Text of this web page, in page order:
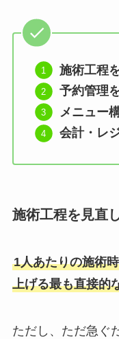
施術工程
予約管理
メニュー
会計・レ
施術工程を見直
1人あたりの施術
上げる最も直接的
ただし、ただ急ぐ